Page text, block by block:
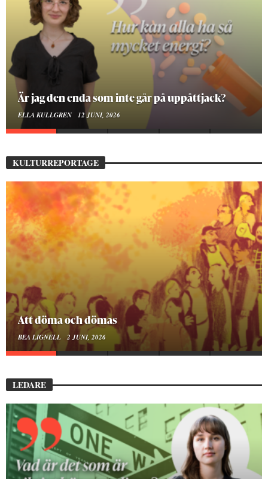
På stadsbiblioteket hittar jag det mänskliga
MOA LINDROTH 10 JUNI, 2026
KULTURREPORTAGE
Mellan ånger och ältande
BEA LIGNELL 23 MARS, 2026
LEDARE